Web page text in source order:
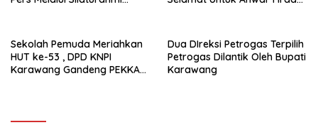
Sekolah Pemuda Meriahkan
HUT ke-53 , DPD KNPI
Karawang Gandeng PEKKA
Dua DIreksi Petrogas Terpilih
Petrogas Dilantik Oleh Bupati
Karawang